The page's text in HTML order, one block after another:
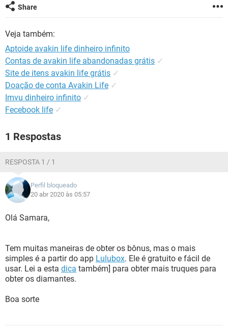
GUIA DE COMPRAS
INSTAGRAM
GUIA DE COMPRAS
Share
Veja também:
Aptoide avakin life dinheiro infinito
Contas de avakin life abandonadas grátis ✓
Site de itens avakin life grátis ✓
Doação de conta Avakin Life ✓
Imvu dinheiro infinito ✓
Fecebook life ✓
1 Respostas
RESPOSTA 1 / 1
Perfil bloqueado
20 abr 2020 às 05:57
Olá Samara,
Tem muitas maneiras de obter os bônus, mas o mais
simples é a partir do app Lulubox. Ele é gratuito e fácil de
usar. Lei a esta dica também] para obter mais truques para
obter os diamantes.
Boa sorte